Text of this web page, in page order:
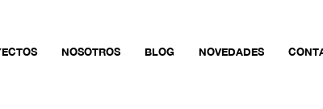
NOSOTROS BLOG NOVEDADES